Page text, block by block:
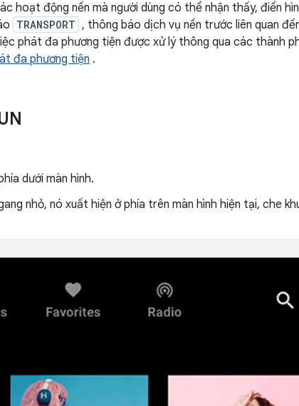
hoạt động nền mà người dùng có thể nhận thấy, điển
TRANSPORT , thông báo dịch vụ nền trước liên quan
phát đa phương tiện được xử lý thông qua các thành
đa phương tiện .
dưới màn hình.
nhỏ, nó xuất hiện ở phía trên màn hình hiện tại, che